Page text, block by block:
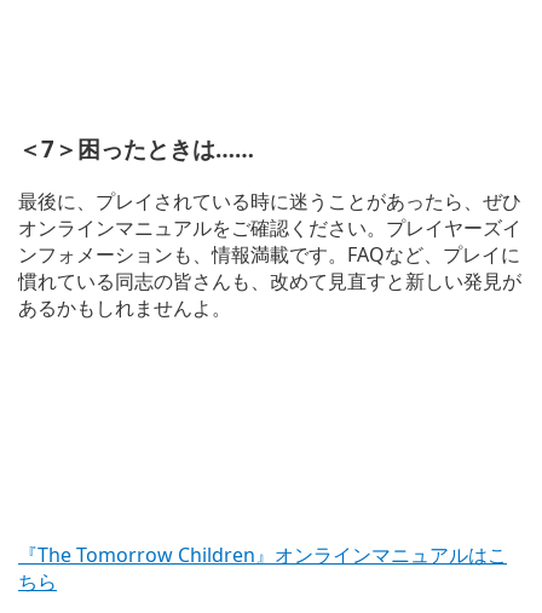
＜7＞困ったときは……
最後に、プレイされている時に迷うことがあったら、ぜひ
オンラインマニュアルをご確認ください。プレイヤーズイ
ンフォメーションも、情報満載です。FAQなど、プレイに
慣れている同志の皆さんも、改めて見直すと新しい発見が
あるかもしれませんよ。
『The Tomorrow Children』オンラインマニュアルはこ
ちら